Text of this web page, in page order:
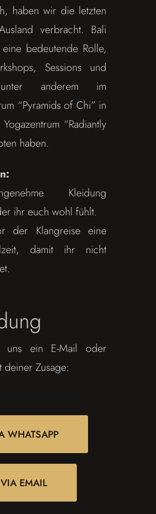
haben wir die letzten
verbracht. Bali
bedeutende Rolle,
Sessions und
unter anderem im
“Pyramids of Chi” in
“Radiantly
haben.
Kleidung
ihr euch wohl fühlt.
der Klangreise eine
damit ihr nicht
uns ein E-Mail oder
Zusage:
WHATSAPP
VIA EMAIL